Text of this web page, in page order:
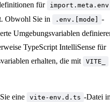
für import.meta.env
Obwohl Sie in .env.[mode]
-
Umgebungsvariablen
TypeScript IntelliSense für
erhalten, die mit
VITE_
eine vite-env.d.ts -Datei